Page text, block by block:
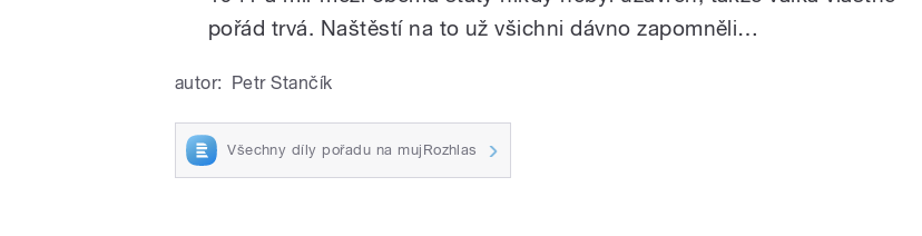
pořád trvá. Naštěstí na to už všichni dávno zapomněli…
autor: Petr Stančík
Všechny díly pořadu na mujRozhlas